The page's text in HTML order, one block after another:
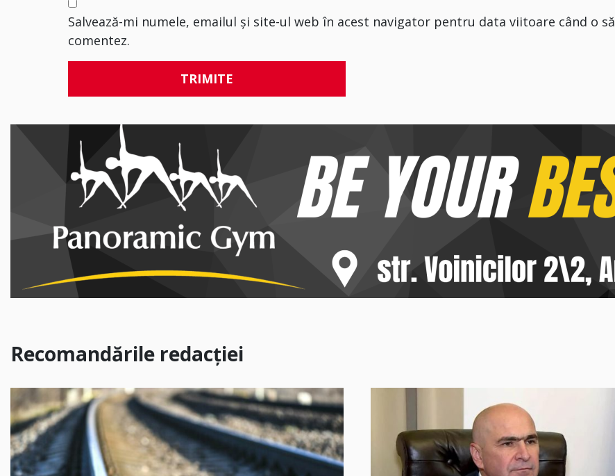
Salvează-mi numele, emailul și site-ul web în acest navigator pentru data viitoare când o să
comentez.
Recomandările redacției